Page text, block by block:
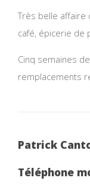
Très belle affaire
café, épicerie de
Cinq semaines
remplacements
Patrick
Téléphone